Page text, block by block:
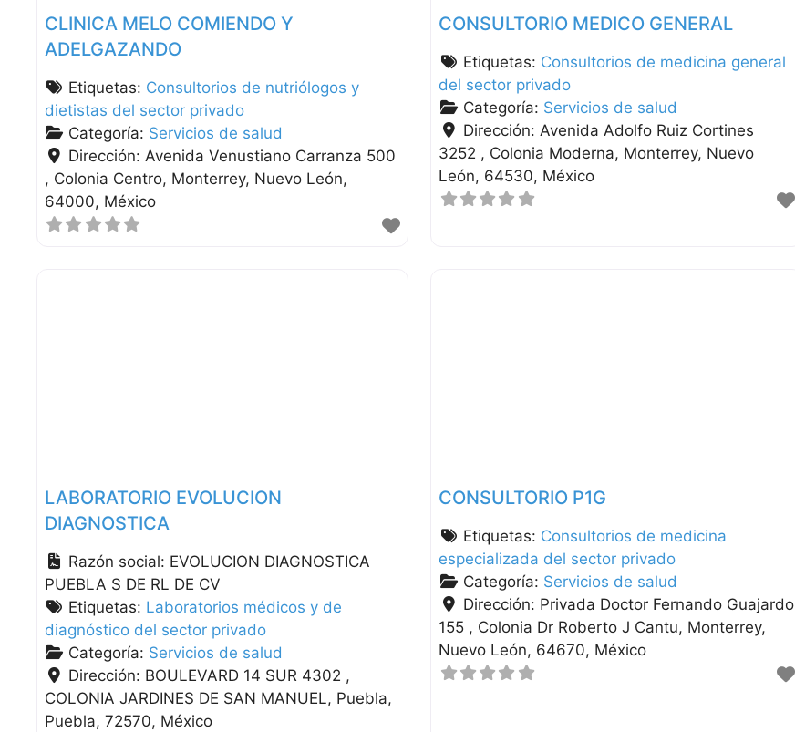
CLINICA MELO COMIENDO Y
ADELGAZANDO
Etiquetas: Consultorios de nutriólogos y
dietistas del sector privado
Categoría: Servicios de salud
Dirección: Avenida Venustiano Carranza 500
, Colonia Centro Monterrey Nuevo León
64000 México
CONSULTORIO MEDICO GENERAL
Etiquetas: Consultorios de medicina general
del sector privado
Categoría: Servicios de salud
Dirección: Avenida Adolfo Ruiz Cortines
3252 , Colonia Moderna Monterrey Nuevo
León 64530 México
LABORATORIO EVOLUCION
DIAGNOSTICA
Razón social: EVOLUCION DIAGNOSTICA
PUEBLA S DE RL DE CV
Etiquetas: Laboratorios médicos y de
diagnóstico del sector privado
Categoría: Servicios de salud
Dirección: BOULEVARD 14 SUR 4302 ,
COLONIA JARDINES DE SAN MANUEL Puebla
Puebla 72570 México
CONSULTORIO P1G
Etiquetas: Consultorios de medicina
especializada del sector privado
Categoría: Servicios de salud
Dirección: Privada Doctor Fernando Guajardo
155 , Colonia Dr Roberto J Cantu Monterrey
Nuevo León 64670 México